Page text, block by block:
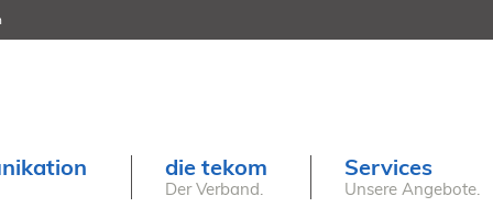
in St. Leon-Rot die tekom
Der Verband.
Services
Unsere Angebote.